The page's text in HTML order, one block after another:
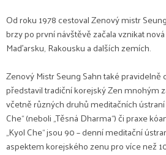
Od roku 1978 cestoval Zenový mistr
brzy po první návštěvě začala vznikat
Maďarsku, Rakousku a dalších zemích.
Zenový Mistr Seung Sahn také pravidelně
představil tradiční korejský Zen mnohým
včetně různých druhů meditačních ústraní
Che“ (neboli „Těsná Dharma“) či praxe
„Kyol Che“ jsou 90 – denní meditační
aspektem korejského zenu pro více než